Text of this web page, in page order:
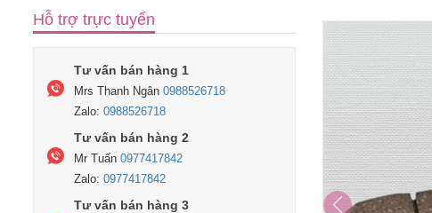
Hỗ trợ trực tuyến
Tư vấn bán hàng 1
Mrs Thanh Ngân 0988526718
Zalo: 0988526718
Tư vấn bán hàng 2
Mr Tuấn 0977417842
Zalo: 0977417842
Tư vấn bán hàng 3